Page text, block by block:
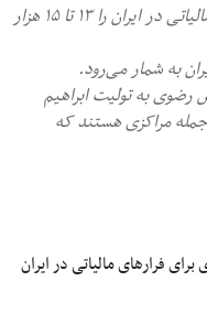
- وزارت اقتصاد رقم برآوردی برای فرارهای مالیاتی در ایران را ۱۳ تا ۱۵ هزار
به شمار می‌رود.
رضوی به تولیت ابراهیم
مراکزی هستند که
فرارهای مالیاتی در ایران